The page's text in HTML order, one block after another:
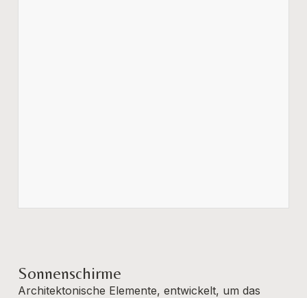
Sonnenschirme
Architektonische Elemente, entwickelt, um das